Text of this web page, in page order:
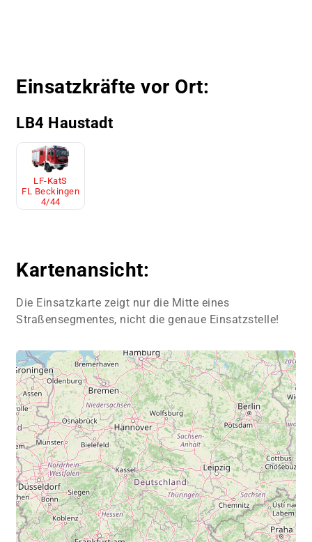
Einsatzkräfte vor Ort:
LB4 Haustadt
LF-KatS
FL Beckingen
4/44
Kartenansicht:
Die Einsatzkarte zeigt nur die Mitte eines
Straßensegmentes, nicht die genaue Einsatzstelle!